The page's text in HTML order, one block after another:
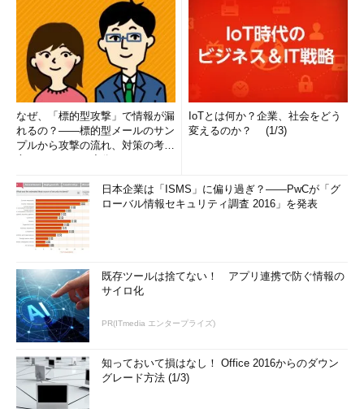
なぜ、「標的型攻撃」で情報が漏
れるの？――標的型メールのサン
プルから攻撃の流れ、対策の考え
IoTとは何か？企業、社会をどう
変えるのか？ (1/3)
日本企業は「ISMS」に偏り過ぎ？――PwCが「グ
ローバル情報セキュリティ調査 2016」を発表
既存ツールは捨てない！ アプリ連携で防ぐ情報の
サイロ化
PR(ITmedia エンタープライズ)
知っておいて損はなし！ Office 2016からのダウン
グレード方法 (1/3)